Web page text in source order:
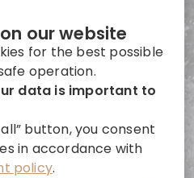
our website
for the best possible
operation.
data is important to
button, you consent
in accordance with
policy.
(Magyar)
5.
following location »
campsites
friendly campsites
Mountain rural campsites
and lovers of boating